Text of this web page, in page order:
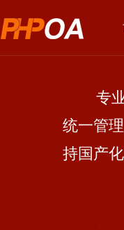
专业政
统一管
持国产